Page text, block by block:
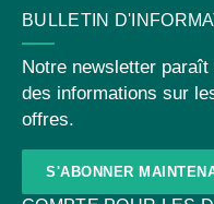
CONTACT
BULLETIN
Notre newsletter
des informations sur
offres.
S'ABONNER